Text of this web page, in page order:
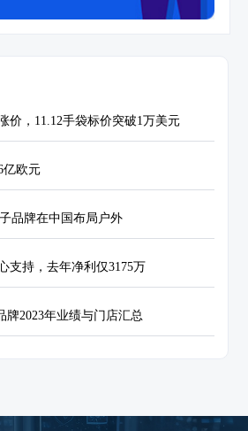
价，11.12手袋标价突破1万美元
亿欧元
品牌在中国布局户外
支持，去年净利仅3175万
牌2023年业绩与门店汇总